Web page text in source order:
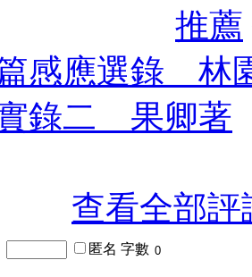
推薦
感應選錄 林
錄二 果卿著
查看全部評
匿名 字數